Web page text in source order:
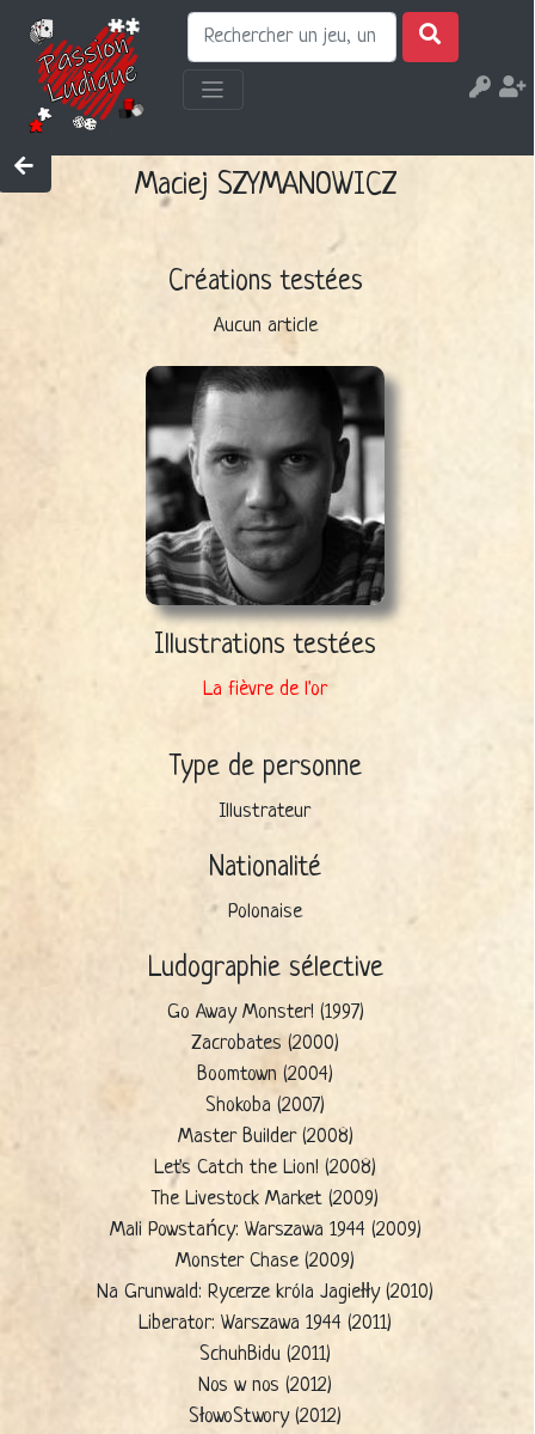
Maciej SZYMANOWICZ
Créations testées
Aucun article
Illustrations testées
La fièvre de l'or
Type de personne
Illustrateur
Nationalité
Polonaise
Ludographie sélective
Go Away Monster! (1997)
Zacrobates (2000)
Boomtown (2004)
Shokoba (2007)
Master Builder (2008)
Let's Catch the Lion! (2008)
The Livestock Market (2009)
Mali Powstańcy: Warszawa 1944 (2009)
Monster Chase (2009)
Na Grunwald: Rycerze króla Jagiełły (2010)
Liberator: Warszawa 1944 (2011)
SchuhBidu (2011)
Nos w nos (2012)
SłowoStwory (2012)